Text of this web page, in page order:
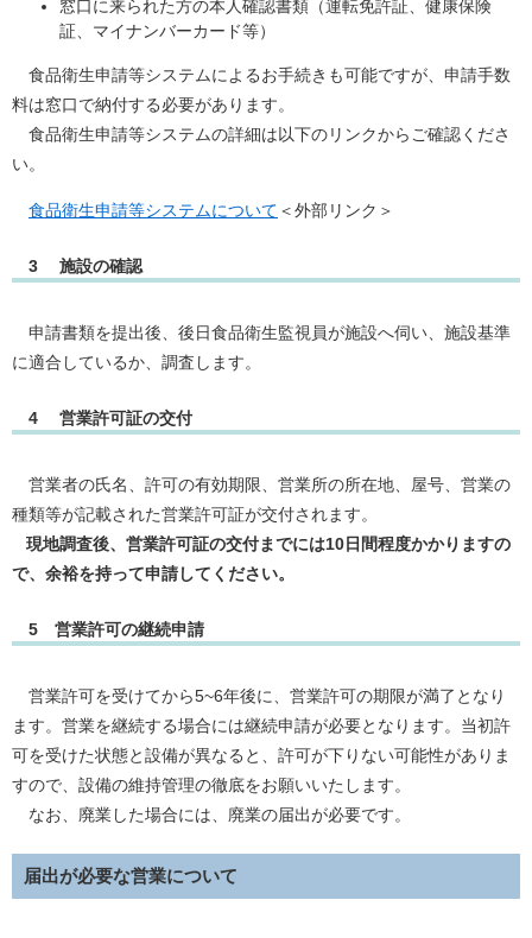
窓口に来られた方の本人確認書類（運転免許証、健康保険
証、マイナンバーカード等）
食品衛生申請等システムによるお手続きも可能ですが、申請手数
料は窓口で納付する必要があります。
食品衛生申請等システムの詳細は以下のリンクからご確認くださ
い。
食品衛生申請等システムについて ＜外部リンク＞
3 施設の確認
申請書類を提出後、後日食品衛生監視員が施設へ伺い、施設基準
に適合しているか、調査します。
4 営業許可証の交付
営業者の氏名、許可の有効期限、営業所の所在地、屋号、営業の
種類等が記載された営業許可証が交付されます。
現地調査後、営業許可証の交付までには10日間程度かかりますの
で、余裕を持って申請してください。
5 営業許可の継続申請
営業許可を受けてから5~6年後に、営業許可の期限が満了となり
ます。営業を継続する場合には継続申請が必要となります。当初許
可を受けた状態と設備が異なると、許可が下りない可能性がありま
すので、設備の維持管理の徹底をお願いいたします。
なお、廃業した場合には、廃業の届出が必要です。
届出が必要な営業について